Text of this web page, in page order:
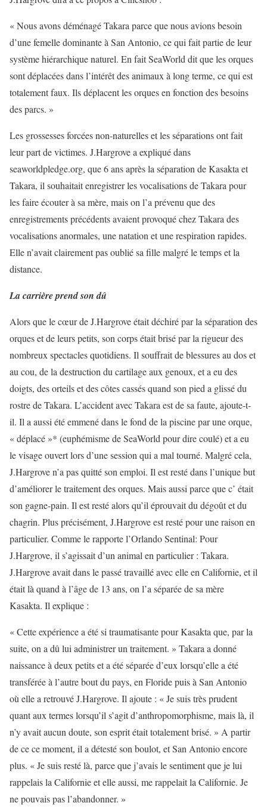
« Nous avons déménagé Takara parce que nous avions besoin
d’une femelle dominante à San Antonio, ce qui fait partie de leur
système hiérarchique naturel. En fait SeaWorld dit que les orques
sont déplacées dans l’intérêt des animaux à long terme, ce qui est
totalement faux. Ils déplacent les orques en fonction des besoins
des parcs. »
Les grossesses forcées non-naturelles et les séparations ont fait
leur part de victimes. J.Hargrove a expliqué dans
seaworldpledge.org, que 6 ans après la séparation de Kasakta et
Takara, il souhaitait enregistrer les vocalisations de Takara pour
les faire écouter à sa mère, mais on l’a prévenu que des
enregistrements précédents avaient provoqué chez Takara des
vocalisations anormales, une natation et une respiration rapides.
Elle n’avait clairement pas oublié sa fille malgré le temps et la
distance.
La carrière prend son dû
Alors que le cœur de J.Hargrove était déchiré par la séparation des
orques et de leurs petits, son corps était brisé par la rigueur des
nombreux spectacles quotidiens. Il souffrait de blessures au dos et
au cou, de la destruction du cartilage aux genoux, et a eu des
doigts, des orteils et des côtes cassés quand son pied a glissé du
rostre de Takara. L’accident avec Takara est de sa faute, ajoute-t-
il. Il a aussi été emmené dans le fond de la piscine par une orque,
« déplacé »* (euphémisme de SeaWorld pour dire coulé) et a eu
le visage ouvert lors d’une session qui a mal tourné. Malgré cela,
J.Hargrove n’a pas quitté son emploi. Il est resté dans l’unique but
d’améliorer le traitement des orques. Mais aussi parce que c’ était
son gagne-pain. Il est resté alors qu’il éprouvait du dégoût et du
chagrin. Plus précisément, J.Hargrove est resté pour une raison en
particulier. Comme le rapporte l’Orlando Sentinal: Pour
J.Hargrove, il s’agissait d’un animal en particulier : Takara.
J.Hargrove avait dans le passé travaillé avec elle en Californie, et il
était là quand à l’âge de 13 ans, on l’a séparée de sa mère
Kasakta. Il explique :
« Cette expérience a été si traumatisante pour Kasakta que, par la
suite, on a dû lui administrer un traitement. » Takara a donné
naissance à deux petits et a été séparée d’eux lorsqu’elle a été
transférée à l’autre bout du pays, en Floride puis à San Antonio
où elle a retrouvé J.Hargrove. Il ajoute : « Je suis très prudent
quant aux termes lorsqu’il s’agit d’anthropomorphisme, mais là, il
n’y avait aucun doute, son esprit était totalement brisé. » A partir
de ce ce moment, il a détesté son boulot, et San Antonio encore
plus. « Je suis resté là, parce que j’avais le sentiment que je lui
rappelais la Californie et elle aussi, me rappelait la Californie. Je
ne pouvais pas l’abandonner. »